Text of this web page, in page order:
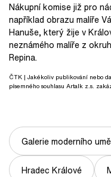
Nákupní komise již pro
například obrazu malíře
Hanuše, který žije v
neznámého malíře z
Repina.
ČTK | Jakékoliv publikování nebo
písemného souhlasu Artalk z.s.
Galerie moderního
Hradec Králové